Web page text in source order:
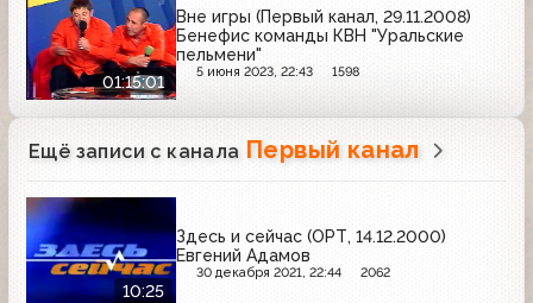
01:15:01
Вне игры (Первый канал, 29.11.2008)
Бенефис команды КВН "Уральские
пельмени"
5 июня 2023, 22:43 1598
Ещё записи с канала Первый канал
10:25
Здесь и сейчас (ОРТ, 14.12.2000)
Евгений Адамов
30 декабря 2021, 22:44 2062